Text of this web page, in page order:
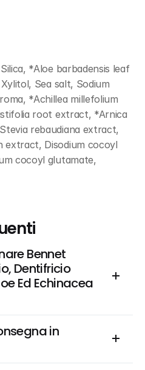
*Aloe barbadensis leaf
Sea salt, Sodium
*Achillea millefolium
root extract, *Arnica
rebaudiana extract,
extract, Disodium cocoyl
cocoyl glutamate,
Bennet
Dentifricio
Ed Echinacea
in